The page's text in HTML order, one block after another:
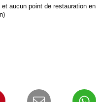
aucun point de restauration en